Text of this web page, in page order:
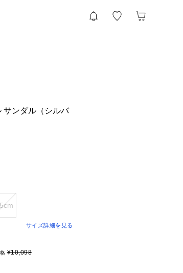
サンダル（シルバ
サイズ詳細を見る
格¥10,098